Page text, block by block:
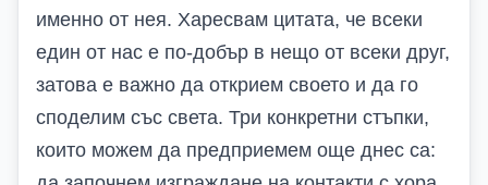
именно от нея. Харесвам цитата, че всеки
един от нас е по-добър в нещо от всеки друг,
затова е важно да открием своето и да го
споделим със света. Три конкретни стъпки,
които можем да предприемем още днес са: